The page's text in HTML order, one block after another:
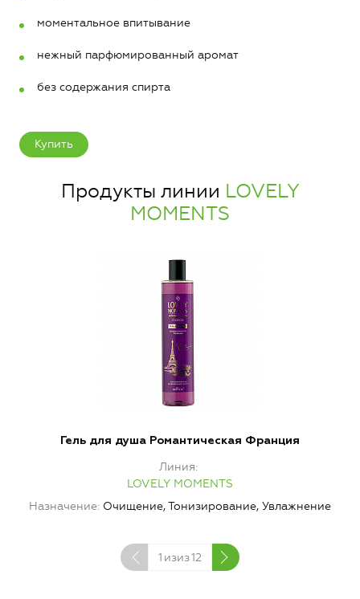
моментальное впитывание
нежный парфюмированный аромат
без содержания спирта
Купить
Продукты линии LOVELY
MOMENTS
Гель для душа Романтическая Франция
Линия
LOVELY MOMENTS
Назначение Очищение, Тонизирование, Увлажнение
1 изиз12